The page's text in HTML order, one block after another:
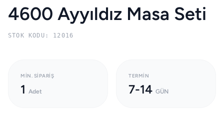
4600 Ayyıldız Masa Seti
STOK KODU: 12016
MIN. SIPARIŞ
1 Adet
TERMIN
7-14 GÜN